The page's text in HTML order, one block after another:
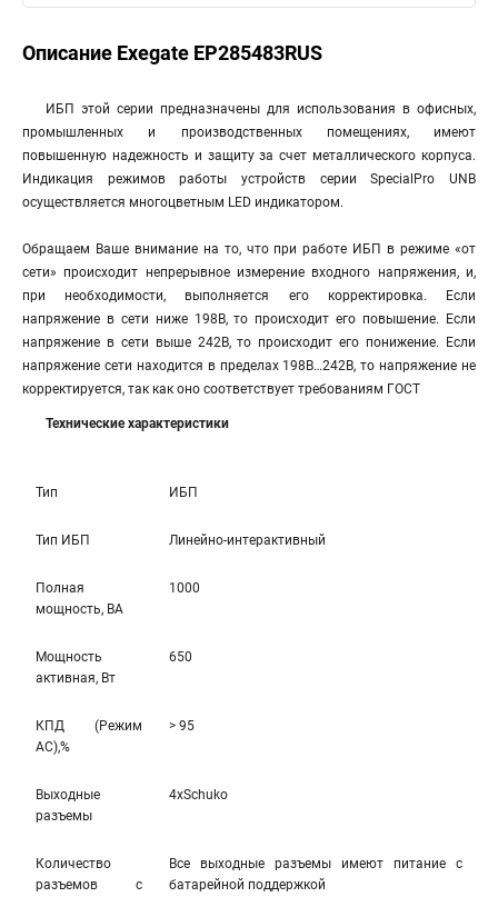
Описание Exegate EP285483RUS
ИБП этой серии предназначены для использования в офисных,
промышленных и производственных помещениях, имеют
повышенную надежность и защиту за счет металлического корпуса.
Индикация режимов работы устройств серии SpecialPro UNB
осуществляется многоцветным LED индикатором.
Обращаем Ваше внимание на то, что при работе ИБП в режиме «от
сети» происходит непрерывное измерение входного напряжения, и,
при необходимости, выполняется его корректировка. Если
напряжение в сети ниже 198В, то происходит его повышение. Если
напряжение в сети выше 242В, то происходит его понижение. Если
напряжение сети находится в пределах 198В…242В, то напряжение не
корректируется, так как оно соответствует требованиям ГОСТ
Технические характеристики
Тип ИБП
Тип ИБП Линейно-интерактивный
Полная
мощность, ВА
1000
Мощность
активная, Вт
650
КПД (Режим
AC),%
> 95
Выходные
разъемы
4xSchuko
Количество
разъемов с
Все выходные разъемы имеют питание с
батарейной поддержкой